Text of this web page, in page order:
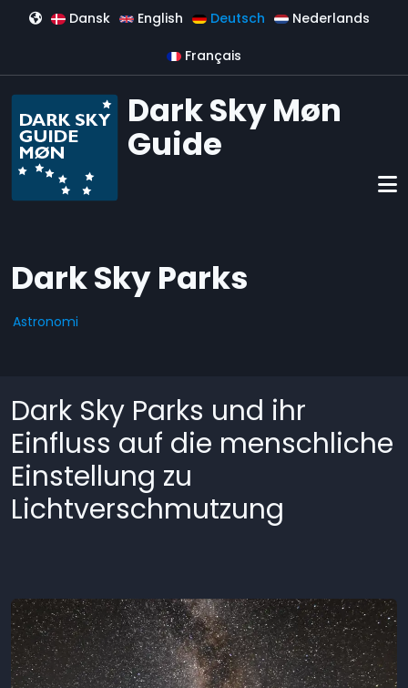
Direkt zum Inhalt
Dansk English Deutsch Nederlands
Français
Dark Sky Møn
Guide
Dark Sky Parks
Astronomi
Dark Sky Parks und ihr
Einfluss auf die menschliche
Einstellung zu
Lichtverschmutzung